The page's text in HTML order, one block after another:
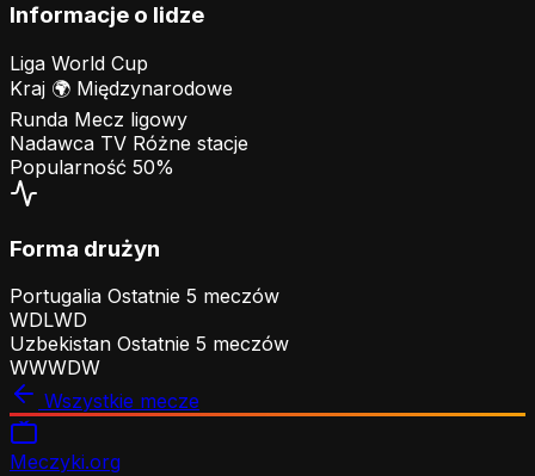
Informacje o lidze
Liga World Cup
Kraj 🌍 Międzynarodowe
Runda Mecz ligowy
Nadawca TV Różne stacje
Popularność 50%
Forma drużyn
Portugalia Ostatnie 5 meczów
WDLWD
Uzbekistan Ostatnie 5 meczów
WWWDW
Wszystkie mecze
Meczyki.org